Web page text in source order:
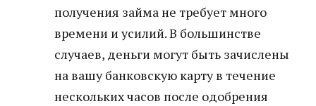
получения займа не требует много
времени и усилий. В большинстве
случаев, деньги могут быть зачислены
на вашу банковскую карту в течение
нескольких часов после одобрения